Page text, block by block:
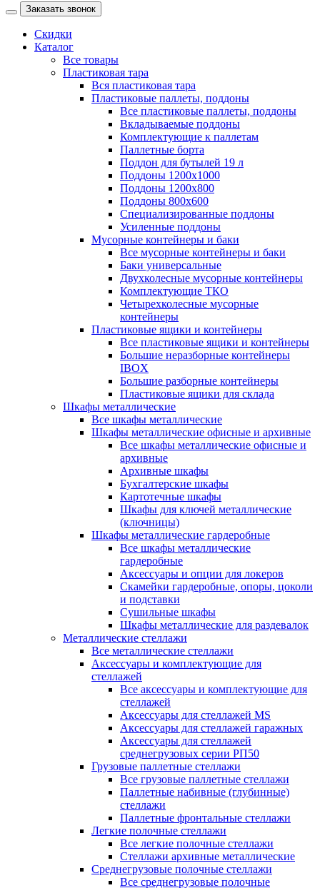
Заказать звонок
Скидки
Каталог
Все товары
Пластиковая тара
Вся пластиковая тара
Пластиковые паллеты, поддоны
Все пластиковые паллеты, поддоны
Вкладываемые поддоны
Комплектующие к паллетам
Паллетные борта
Поддон для бутылей 19 л
Поддоны 1200х1000
Поддоны 1200х800
Поддоны 800х600
Специализированные поддоны
Усиленные поддоны
Мусорные контейнеры и баки
Все мусорные контейнеры и баки
Баки универсальные
Двухколесные мусорные контейнеры
Комплектующие ТКО
Четырехколесные мусорные
контейнеры
Пластиковые ящики и контейнеры
Все пластиковые ящики и контейнеры
Большие неразборные контейнеры
IBOX
Большие разборные контейнеры
Пластиковые ящики для склада
Шкафы металлические
Все шкафы металлические
Шкафы металлические офисные и архивные
Все шкафы металлические офисные и
архивные
Архивные шкафы
Бухгалтерские шкафы
Картотечные шкафы
Шкафы для ключей металлические
(ключницы)
Шкафы металлические гардеробные
Все шкафы металлические
гардеробные
Аксессуары и опции для локеров
Скамейки гардеробные, опоры, цоколи
и подставки
Сушильные шкафы
Шкафы металлические для раздевалок
Металлические стеллажи
Все металлические стеллажи
Аксессуары и комплектующие для
стеллажей
Все аксессуары и комплектующие для
стеллажей
Аксессуары для стеллажей MS
Аксессуары для стеллажей гаражных
Аксессуары для стеллажей
среднегрузовых серии РП50
Грузовые паллетные стеллажи
Все грузовые паллетные стеллажи
Паллетные набивные (глубинные)
стеллажи
Паллетные фронтальные стеллажи
Легкие полочные стеллажи
Все легкие полочные стеллажи
Стеллажи архивные металлические
Среднегрузовые полочные стеллажи
Все среднегрузовые полочные